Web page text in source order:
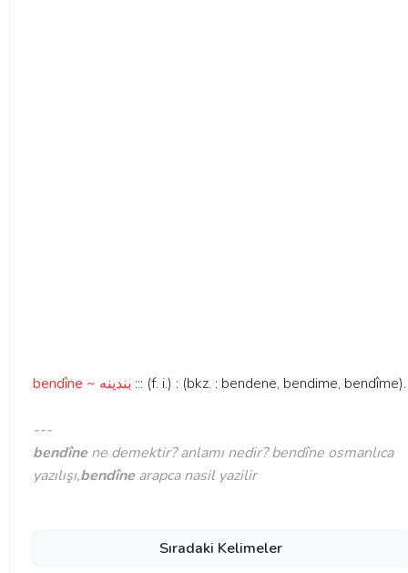
bendîne ~ بندينه ::: (f. i.) : (bkz. : bendene, bendime, bendîme).
---
bendînene demektir? anlamı nedir? bendîne osmanlıca
yazılışı,bendînearapca nasil yazilir
Sıradaki Kelimeler